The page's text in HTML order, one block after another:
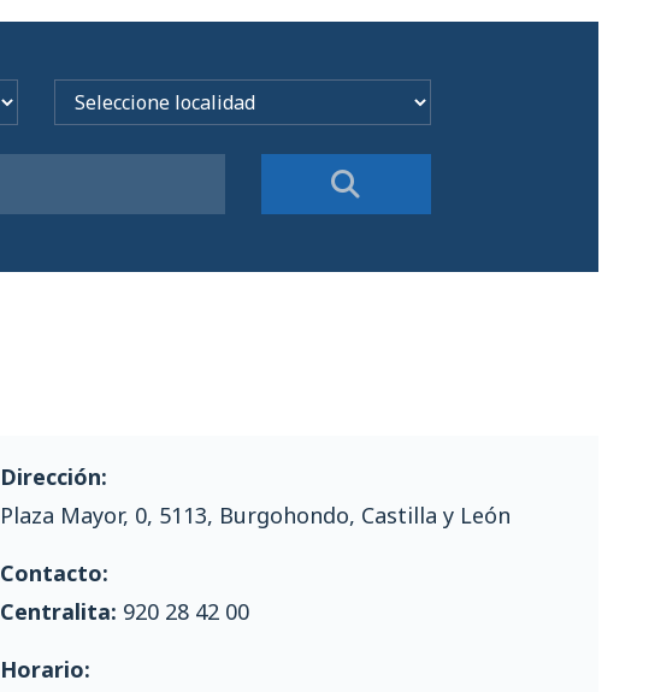
Dirección:
Plaza Mayor, 0, 5113, Burgohondo, Castilla y León
Contacto:
Centralita: 920 28 42 00
Horario: